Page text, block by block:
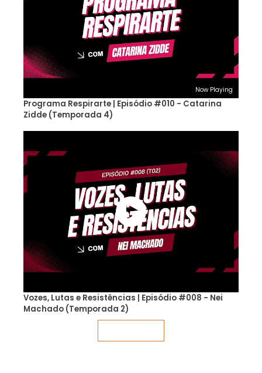
Now Playing
Programa Respirarte | Episódio #010 - Catarina
Zidde (Temporada 4)
Vozes, Lutas e Resistências | Episódio #008 - Nei
Machado (Temporada 2)